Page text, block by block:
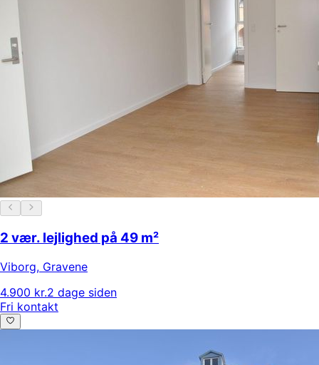
2 vær. lejlighed på 49 m²
Viborg, Gravene
4.900 kr.2 dage siden
Fri kontakt